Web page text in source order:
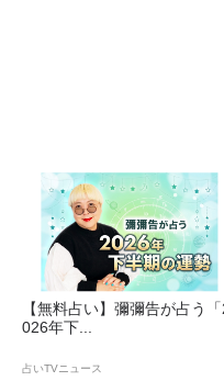
【無料占い】彌彌告が占う「
026年下...
占いTVニュース